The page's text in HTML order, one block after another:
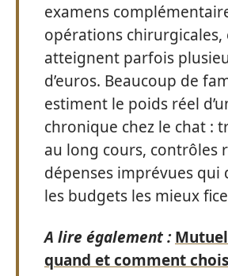
examens
opérations chirurgicales,
atteignent parfois
d’euros. Beaucoup de
estiment le poids réel
chronique chez le chat :
au long cours, contrôles
dépenses imprévues
les budgets les mieux
A lire également :
quand et comment